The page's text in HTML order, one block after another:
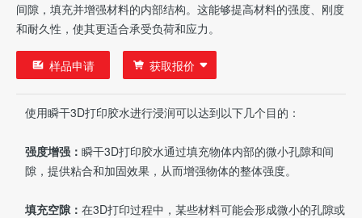
间隙，填充并增强材料的内部结构。这能够提高材料的强度、刚度
和耐久性，使其更适合承受负荷和应力。
样品申请 获取报价
使用瞬干3D打印胶水进行浸润可以达到以下几个目的：
强度增强： 瞬干3D打印胶水通过填充物体内部的微小孔隙和间
隙，提供粘合和加固效果，从而增强物体的整体强度。
填充空隙： 在3D打印过程中，某些材料可能会形成微小的孔隙或